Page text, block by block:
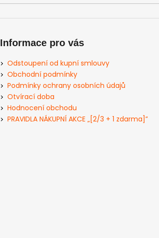
Informace pro vás
Odstoupení od kupní smlouvy
Obchodní podmínky
Podmínky ochrany osobních údajů
Otvírací doba
Hodnocení obchodu
PRAVIDLA NÁKUPNÍ AKCE „[2/3 + 1 zdarma]”